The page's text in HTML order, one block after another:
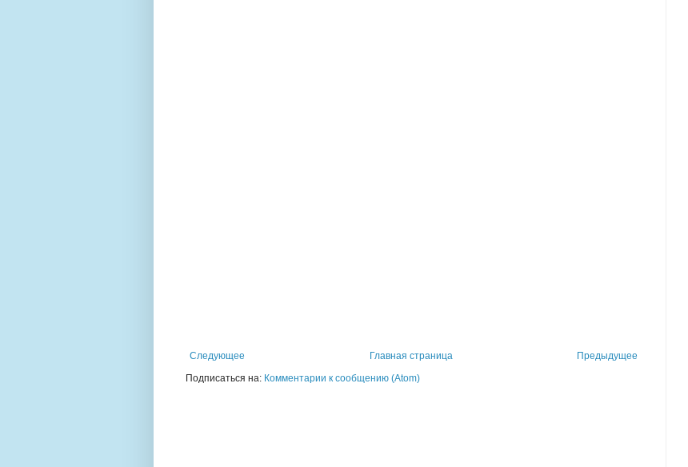
Следующее Предыдущее
Главная страница
Подписаться на: Комментарии к сообщению (Atom)